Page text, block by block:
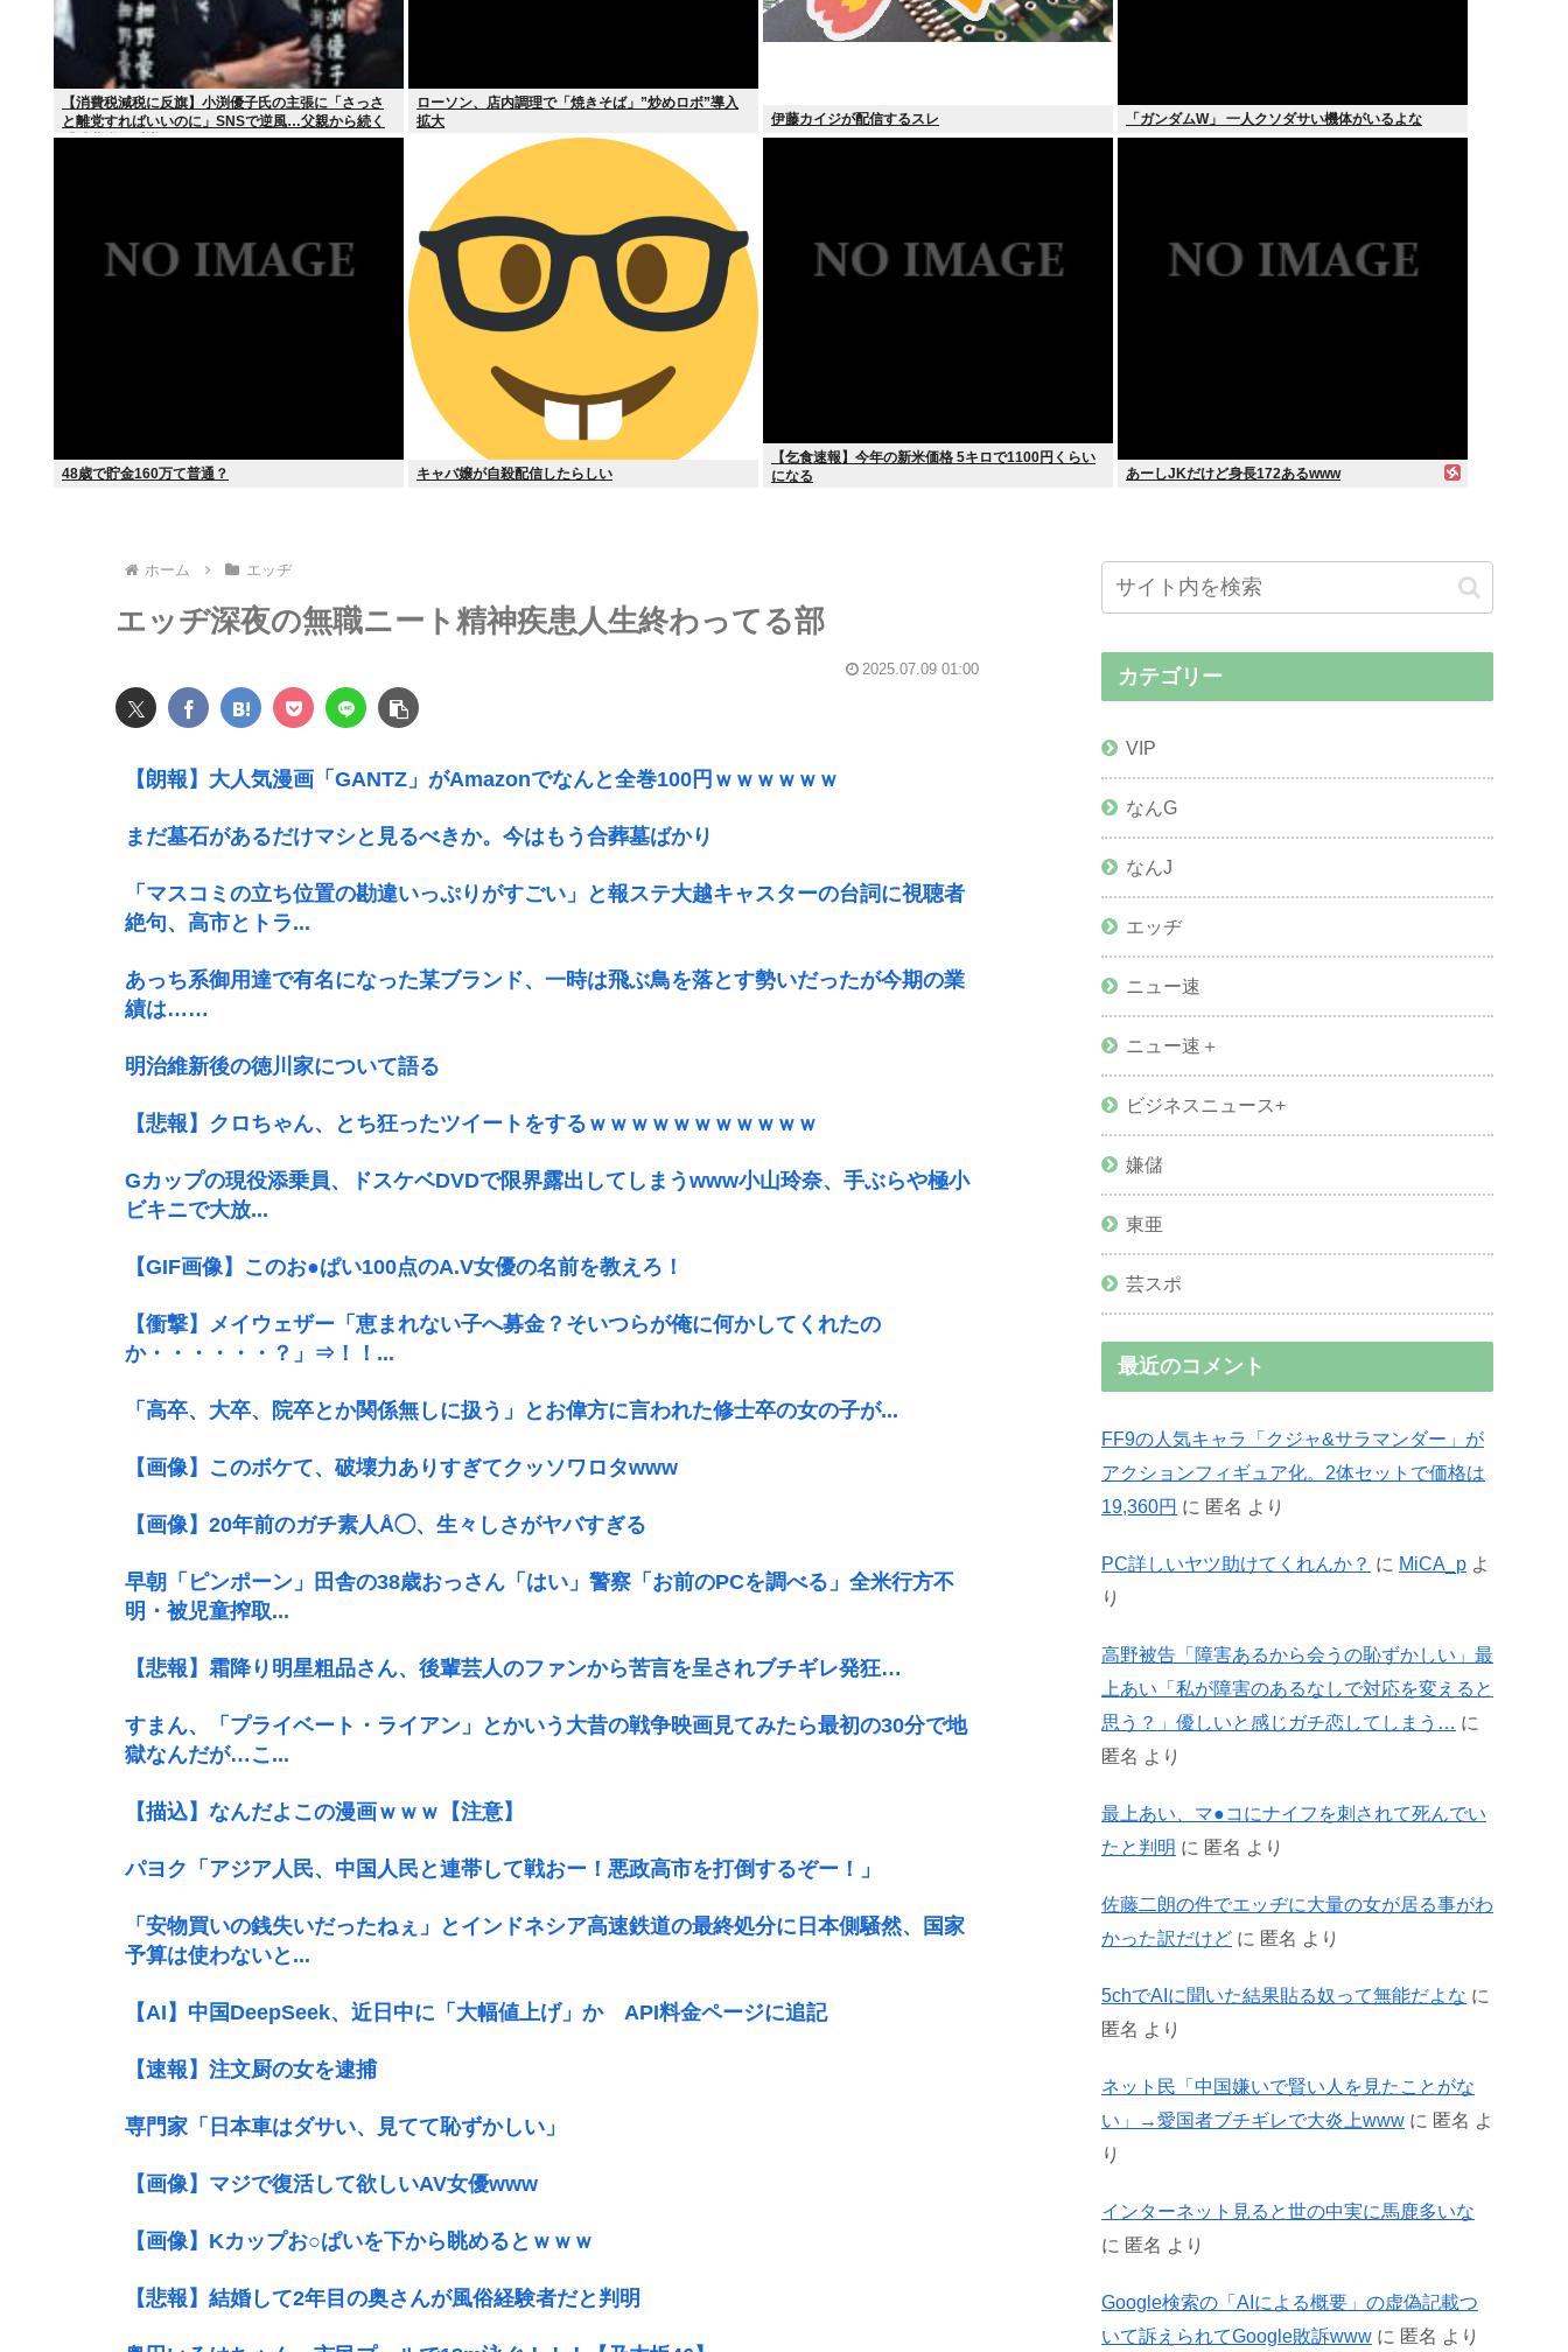
【消費税減税に反旗】小渕優子氏の主張に「さっさ
と離党すればいいのに」SNSで逆風…父親から続く
「消費税の系譜」とは
ローソン、店内調理で「焼きそば」”炒めロボ”導入
拡大
伊藤カイジが配信するスレ 「ガンダムW」 一人クソダサい機体がいるよな
48歳で貯金160万て普通？ キャバ嬢が自殺配信したらしい
【乞食速報】今年の新米価格 5キロで1100円くらい
になる
あーしJKだけど身長172あるwww
ホーム エッヂ
エッヂ深夜の無職ニート精神疾患人生終わってる部
2025.07.09 01:00
【朗報】大人気漫画「GANTZ」がAmazonでなんと全巻100円ｗｗｗｗｗｗ
まだ墓石があるだけマシと見るべきか。今はもう合葬墓ばかり
「マスコミの立ち位置の勘違いっぷりがすごい」と報ステ大越キャスターの台詞に視聴者
絶句、高市とトラ...
あっち系御用達で有名になった某ブランド、一時は飛ぶ鳥を落とす勢いだったが今期の業
績は……
明治維新後の徳川家について語る
【悲報】クロちゃん、とち狂ったツイートをするｗｗｗｗｗｗｗｗｗｗｗ
Gカップの現役添乗員、ドスケベDVDで限界露出してしまうwww小山玲奈、手ぶらや極小
ビキニで大放...
【GIF画像】このお●ぱい100点のA.V女優の名前を教えろ！
【衝撃】メイウェザー「恵まれない子へ募金？そいつらが俺に何かしてくれたの
か・・・・・・？」⇒！！...
「高卒、大卒、院卒とか関係無しに扱う」とお偉方に言われた修士卒の女の子が...
【画像】このボケて、破壊力ありすぎてクッソワロタwww
【画像】20年前のガチ素人Å◯、生々しさがヤバすぎる
早朝「ピンポーン」田舎の38歳おっさん「はい」警察「お前のPCを調べる」全米行方不
明・被児童搾取...
【悲報】霜降り明星粗品さん、後輩芸人のファンから苦言を呈されブチギレ発狂…
すまん、「プライベート・ライアン」とかいう大昔の戦争映画見てみたら最初の30分で地
獄なんだが…こ...
【描込】なんだよこの漫画ｗｗｗ【注意】
パヨク「アジア人民、中国人民と連帯して戦おー！悪政高市を打倒するぞー！」
「安物買いの銭失いだったねぇ」とインドネシア高速鉄道の最終処分に日本側騒然、国家
予算は使わないと...
【AI】中国DeepSeek、近日中に「大幅値上げ」か API料金ページに追記
【速報】注文厨の女を逮捕
専門家「日本車はダサい、見てて恥ずかしい」
【画像】マジで復活して欲しいAV女優www
【画像】Kカップお○ぱいを下から眺めるとｗｗｗ
【悲報】結婚して2年目の奥さんが風俗経験者だと判明
カテゴリー
VIP
なんG
なんJ
エッヂ
ニュー速
ニュー速＋
ビジネスニュース+
嫌儲
東亜
芸スポ
最近のコメント
FF9の人気キャラ「クジャ&サラマンダー」が
アクションフィギュア化。2体セットで価格は
19,360円 に 匿名 より
PC詳しいヤツ助けてくれんか？ に MiCA_p よ
り
高野被告「障害あるから会うの恥ずかしい」最
上あい「私が障害のあるなしで対応を変えると
思う？」優しいと感じガチ恋してしまう…
に
匿名 より
最上あい、マ●コにナイフを刺されて死んでい
たと判明 に 匿名 より
佐藤二朗の件でエッヂに大量の女が居る事がわ
かった訳だけど に 匿名 より
5chでAIに聞いた結果貼る奴って無能だよな に
匿名 より
ネット民「中国嫌いで賢い人を見たことがな
い」→愛国者ブチギレで大炎上www に 匿名 よ
り
インターネット見ると世の中実に馬鹿多いな
に 匿名 より
Google検索の「AIによる概要」の虚偽記載つ
いて訴えられてGoogle敗訴www に 匿名 より